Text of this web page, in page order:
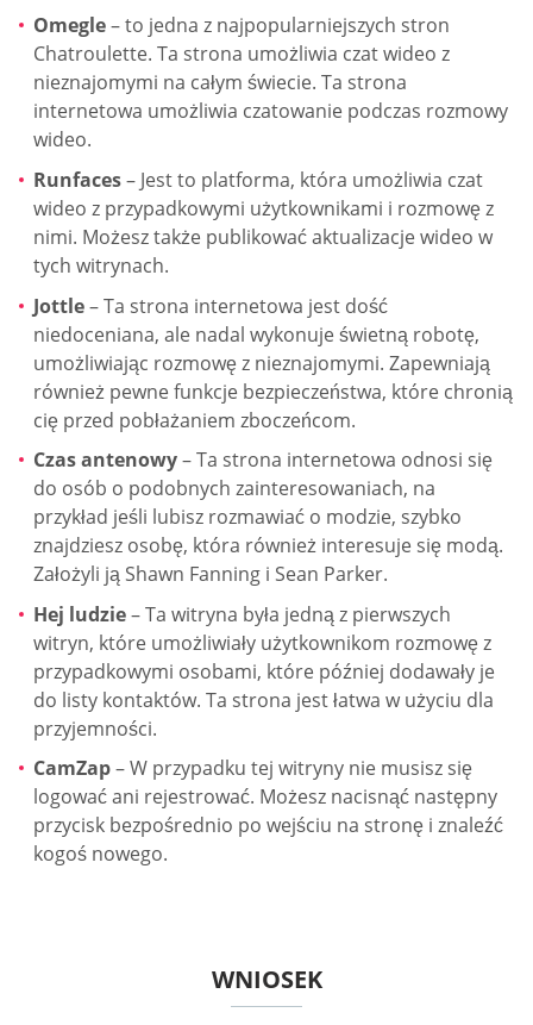
Omegle– to jedna z najpopularniejszych stron
Chatroulette. Ta strona umożliwia czat wideo z
nieznajomymi na całym świecie. Ta strona
internetowa umożliwia czatowanie podczas rozmowy
wideo.
Runfaces– Jest to platforma, która umożliwia czat
wideo z przypadkowymi użytkownikami i rozmowę z
nimi. Możesz także publikować aktualizacje wideo w
tych witrynach.
Jottle– Ta strona internetowa jest dość
niedoceniana, ale nadal wykonuje świetną robotę,
umożliwiając rozmowę z nieznajomymi. Zapewniają
również pewne funkcje bezpieczeństwa, które chronią
cię przed pobłażaniem zboczeńcom.
Czas antenowy– Ta strona internetowa odnosi się
do osób o podobnych zainteresowaniach, na
przykład jeśli lubisz rozmawiać o modzie, szybko
znajdziesz osobę, która również interesuje się modą.
Założyli ją Shawn Fanning i Sean Parker.
Hej ludzie– Ta witryna była jedną z pierwszych
witryn, które umożliwiały użytkownikom rozmowę z
przypadkowymi osobami, które później dodawały je
do listy kontaktów. Ta strona jest łatwa w użyciu dla
przyjemności.
CamZap– W przypadku tej witryny nie musisz się
logować ani rejestrować. Możesz nacisnąć następny
przycisk bezpośrednio po wejściu na stronę i znaleźć
kogoś nowego.
WNIOSEK